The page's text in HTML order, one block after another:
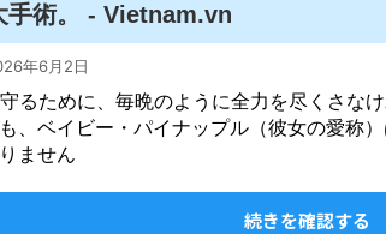
手術。 - Vietnam.vn
年6月2日
るために、毎晩のように全力を尽くさな
、ベイビー・パイナップル（彼女の愛称
ません
続きを確認する